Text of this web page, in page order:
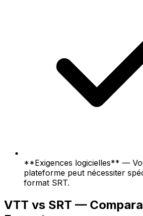
**Exigences logicielles** —
plateforme peut nécessiter
format SRT.
VTT vs SRT —